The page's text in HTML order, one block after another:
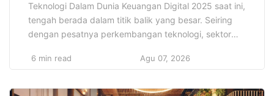
Teknologi Dalam Dunia Keuangan Digital 2025 saat ini,
tengah berada dalam titik balik yang besar. Seiring
dengan pesatnya perkembangan teknologi, sektor
signifikan. Teknologi telah menjadi kekuatan
dengan uang, melakukan transaksi, serta mengelola
6 min read Agu 07, 2026